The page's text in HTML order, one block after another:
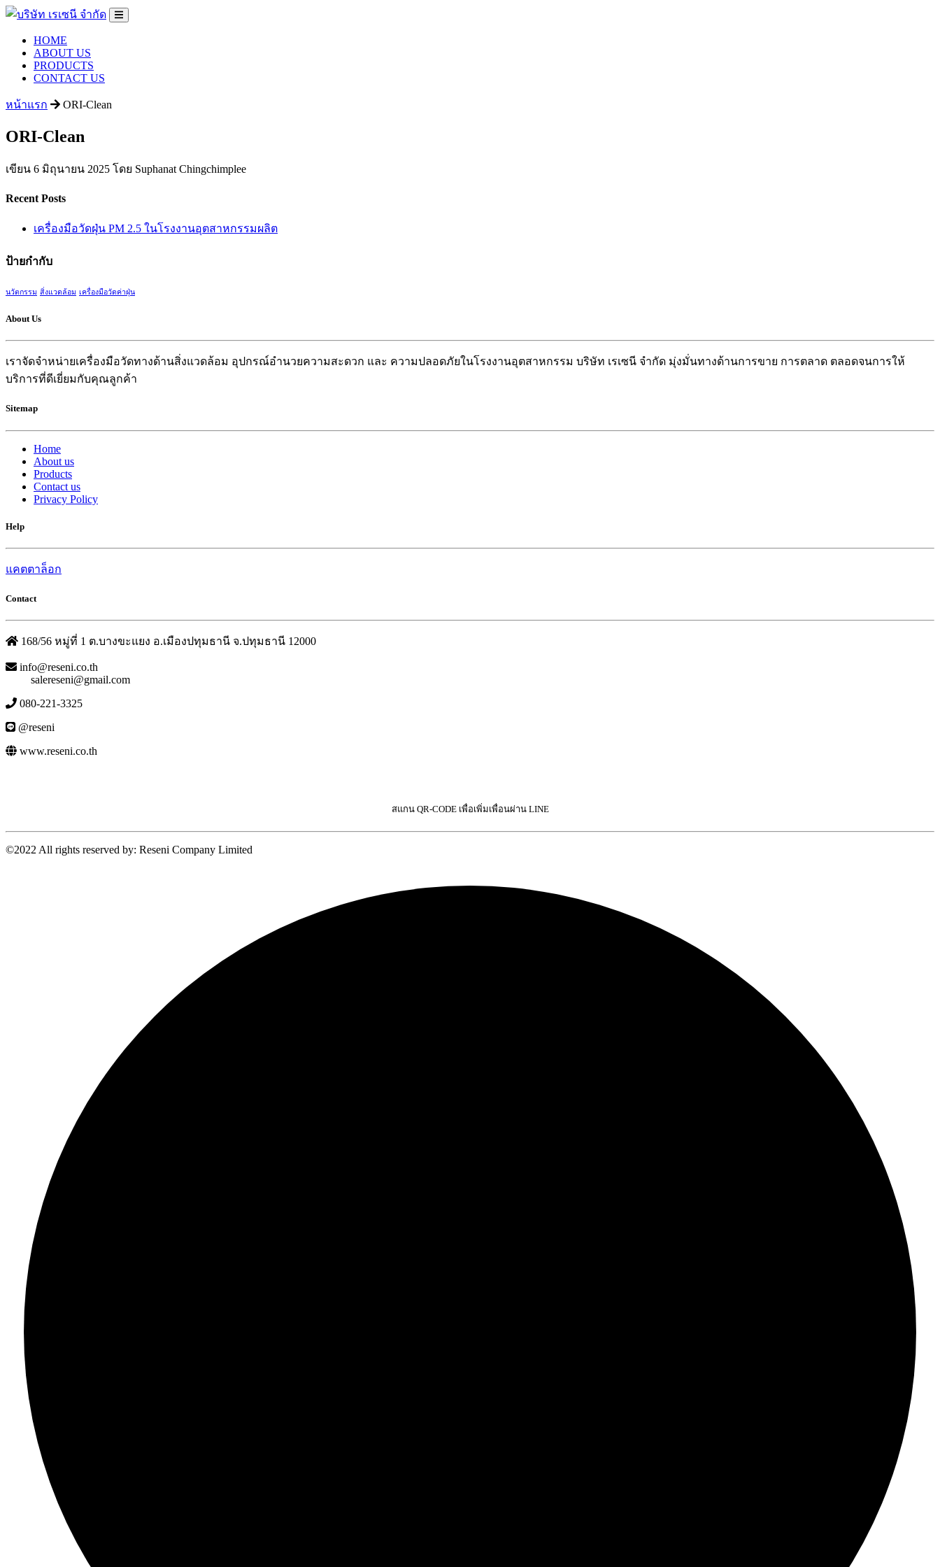
HOME
ABOUT US
PRODUCTS
CONTACT US
หน้าแรก ORI-Clean
ORI-Clean
เขียน 6 มิถุนายน 2025 โดย Suphanat Chingchimplee
Recent Posts
เครื่องมือวัดฝุ่น PM 2.5 ในโรงงานอุตสาหกรรมผลิต
ป้ายกำกับ
นวัตกรรม สิ่งแวดล้อม เครื่องมือวัดค่าฝุ่น
About Us
เราจัดจำหน่ายเครื่องมือวัดทางด้านสิ่งแวดล้อม อุปกรณ์อำนวยความสะดวก และ ความปลอดภัยในโรงงานอุตสาหกรรม บริษัท เรเซนี จำกัด มุ่งมั่นทางด้านการขาย การตลาด ตลอดจนการให้
บริการที่ดีเยี่ยมกับคุณลูกค้า
Sitemap
Home
About us
Products
Contact us
Privacy Policy
Help
แคตตาล็อก
Contact
168/56 หมู่ที่ 1 ต.บางขะแยง อ.เมืองปทุมธานี จ.ปทุมธานี 12000
info@reseni.co.th
salereseni@gmail.com
080-221-3325
@reseni
www.reseni.co.th
สแกน QR-CODE เพื่อเพิ่มเพื่อนผ่าน LINE
©2022 All rights reserved by: Reseni Company Limited